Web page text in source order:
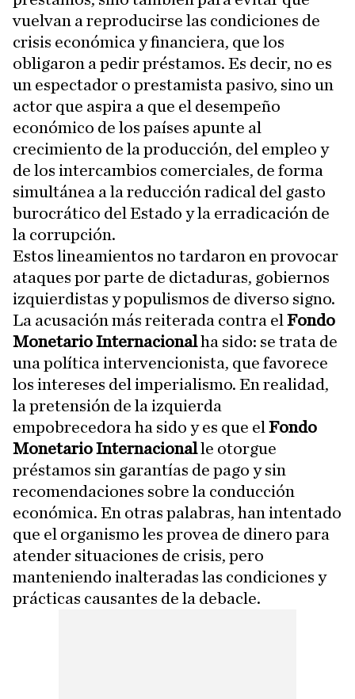
vuelvan a reproducirse las condiciones de
crisis económica y financiera, que los
obligaron a pedir préstamos. Es decir, no es
un espectador o prestamista pasivo, sino un
actor que aspira a que el desempeño
económico de los países apunte al
crecimiento de la producción, del empleo y
de los intercambios comerciales, de forma
simultánea a la reducción radical del gasto
burocrático del Estado y la erradicación de
la corrupción.
Estos lineamientos no tardaron en provocar
ataques por parte de dictaduras, gobiernos
izquierdistas y populismos de diverso signo.
La acusación más reiterada contra el Fondo
Monetario Internacionalha sido: se trata de
una política intervencionista, que favorece
los intereses del imperialismo. En realidad,
la pretensión de la izquierda
empobrecedora ha sido y es que el Fondo
Monetario Internacionalle otorgue
préstamos sin garantías de pago y sin
recomendaciones sobre la conducción
económica. En otras palabras, han intentado
que el organismo les provea de dinero para
atender situaciones de crisis, pero
manteniendo inalteradas las condiciones y
prácticas causantes de la debacle.